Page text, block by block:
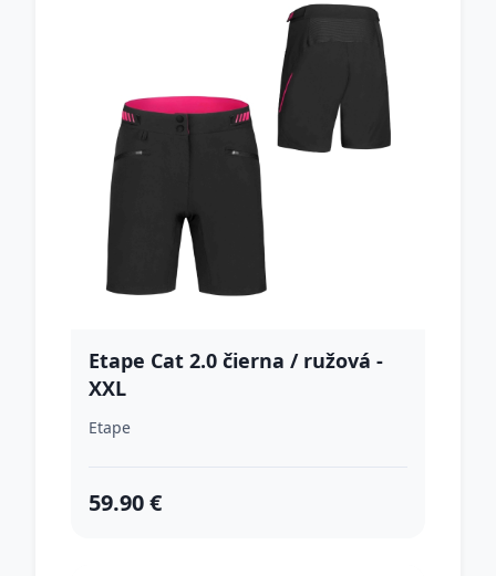
Etape Cat 2.0 čierna / ružová -
XXL
Etape
59.90 €